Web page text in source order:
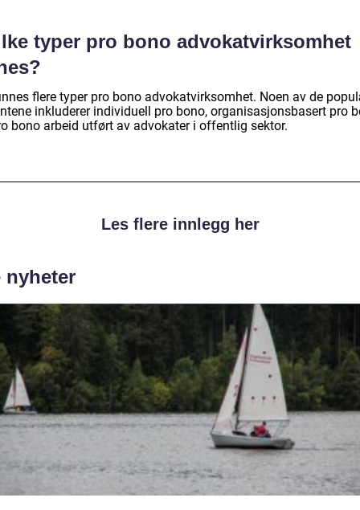
typer pro bono advokatvirksomhet
flere typer pro bono advokatvirksomhet. Noen av de
inkluderer individuell pro bono, organisasjonsbasert pro
bono arbeid utført av advokater i offentlig sektor.
Les flere innlegg her
nyheter